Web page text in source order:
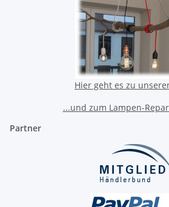
Hier geht es zu
...und zum Lampen-
Partner